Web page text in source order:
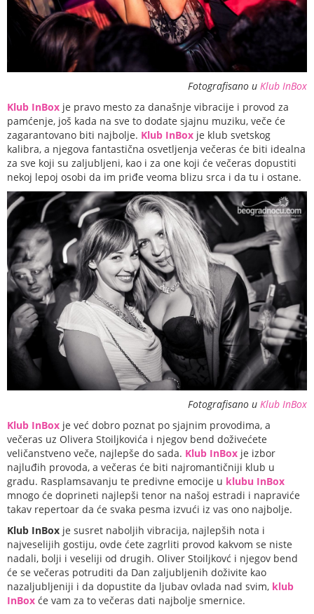
Fotografisano u Klub InBox
Klub InBox je pravo mesto za današnje vibracije i provod za
pamćenje, još kada na sve to dodate sjajnu muziku, veče će
zagarantovano biti najbolje. Klub InBox je klub svetskog
kalibra, a njegova fantastična osvetljenja večeras će biti idealna
za sve koji su zaljubljeni, kao i za one koji će večeras dopustiti
nekoj lepoj osobi da im priđe veoma blizu srca i da tu i ostane.
Fotografisano u Klub InBox
Klub InBox je već dobro poznat po sjajnim provodima, a
večeras uz Olivera Stoiljkovića i njegov bend doživećete
veličanstveno veče, najlepše do sada. Klub InBox je izbor
najluđih provoda, a večeras će biti najromantičniji klub u
gradu. Rasplamsavanju te predivne emocije u klubu InBox
mnogo će doprineti najlepši tenor na našoj estradi i napraviće
takav repertoar da će svaka pesma izvući iz vas ono najbolje.
Klub InBox je susret naboljih vibracija, najlepših nota i
najveselijih gostiju, ovde ćete zagrliti provod kakvom se niste
nadali, bolji i veseliji od drugih. Oliver Stoiljkovć i njegov bend
će se večeras potruditi da Dan zaljubljenih doživite kao
nazaljubljeniji i da dopustite da ljubav ovlada nad svim, klub
InBox će vam za to večeras dati najbolje smernice.